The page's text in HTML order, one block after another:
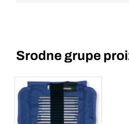
Srodne grupe